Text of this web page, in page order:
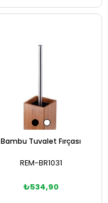
Bambu Tuvalet Fırçası
REM-BR1031
₺534,90